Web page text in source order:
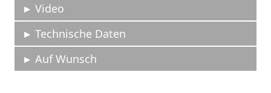
Video
Technische Daten
Auf Wunsch